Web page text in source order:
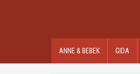
ANNE & BEBEK GIDA